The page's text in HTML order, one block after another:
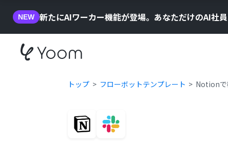
NEW 新たにAIワーカー機能が登場。あなただけのAI社
トップ フローボットテンプレート Notionで